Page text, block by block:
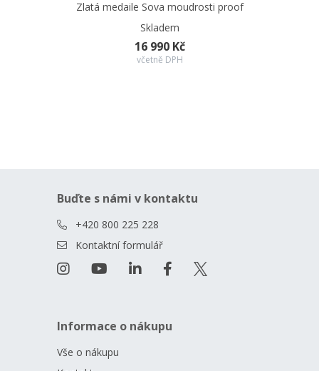
Zlatá medaile Sova moudrosti proof
Skladem
16 990 Kč
včetně DPH
Buďte s námi v kontaktu
+420 800 225 228
Kontaktní formulář
Informace o nákupu
Vše o nákupu